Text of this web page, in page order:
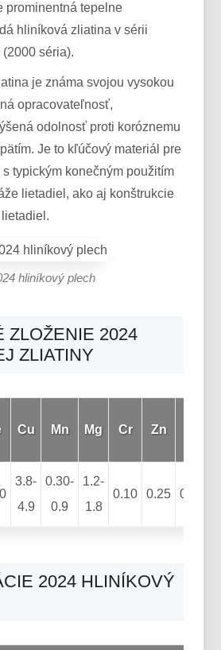
prominentná tepelne
hliníková zliatina v sérii
séria).
je známa svojou vysokou
opracovateľnosť,
odolnosť proti koróznemu
Je to kľúčový materiál pre
s typickým konečným použitím
lietadiel, ako aj konštrukcie
hliníkový plech
ZLOŽENIE 2024
ZLIATINY
Cu Mn Mg Cr Zn
3.8-
4.9
0.30-
0.9
1.2-
1.8
0.10 0.25 0.15
2024 HLINÍKOVÝ